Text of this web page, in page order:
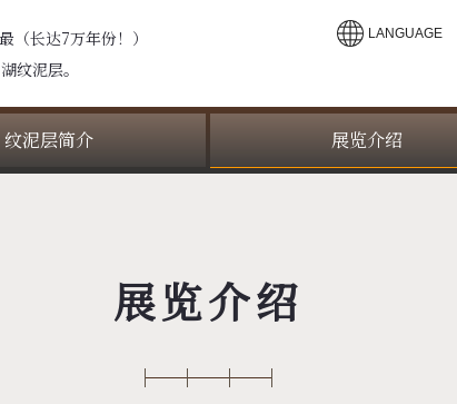
（长达7万年份！）
纹泥层。
LANGUAGE
纹泥层简介 展览介绍
展览介绍